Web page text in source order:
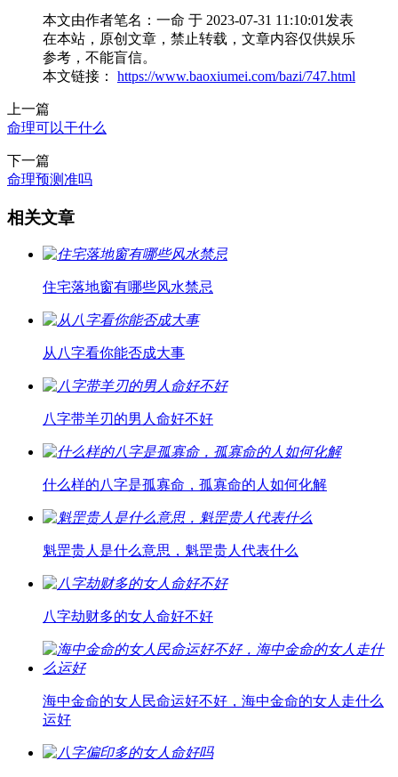
本文由作者笔名：一命 于 2023-07-31 11:10:01发表
在本站，原创文章，禁止转载，文章内容仅供娱乐
参考，不能盲信。
本文链接： https://www.baoxiumei.com/bazi/747.html
上一篇
命理可以干什么
下一篇
命理预测准吗
相关文章
住宅落地窗有哪些风水禁忌
从八字看你能否成大事
八字带羊刃的男人命好不好
什么样的八字是孤寡命，孤寡命的人如何化解
魁罡贵人是什么意思，魁罡贵人代表什么
八字劫财多的女人命好不好
海中金命的女人民命运好不好，海中金命的女人走什么
运好